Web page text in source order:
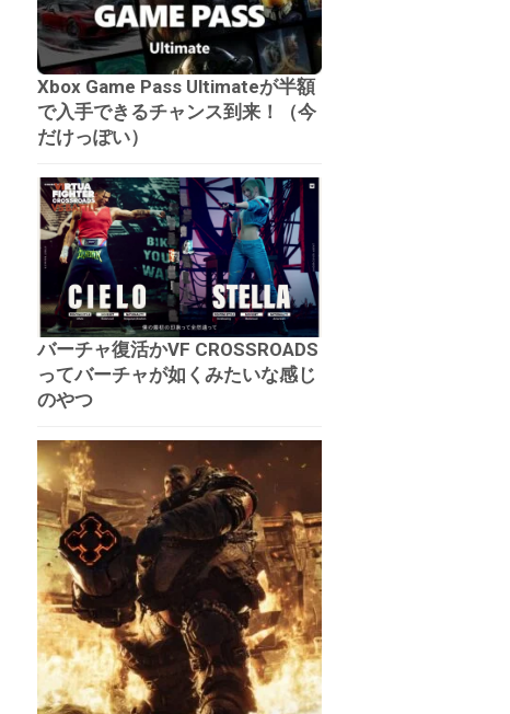
Xbox Game Pass Ultimateが半額
で入手できるチャンス到来！（今
だけっぽい）
バーチャ復活かVF CROSSROADS
ってバーチャが如くみたいな感じ
のやつ